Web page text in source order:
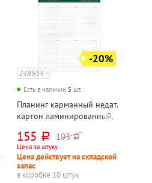
-20%
248954
Есть в наличии 5 шт.
Планинг карманный недат.
картон ламинированный,
170мм*95мм, в твердом
переплете, цветной, белый
блок, мягкое покрытие (soft
touch
155 руб. 193 руб.
Цена за штуку
Цена действует на складской
запас
в коробке 10 штук